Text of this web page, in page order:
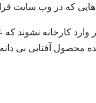
هایی که در وب سایت
وارد کارخانه